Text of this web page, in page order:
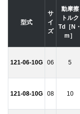
型式
サ
イ
ズ
動摩擦
トルク
Td［N・
m］
121-06-10G 06 5
121-08-10G 08 10